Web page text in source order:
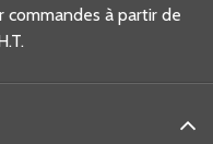
commandes à partir de